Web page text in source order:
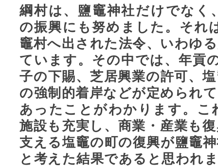
綱村は、鹽竈神社だけでなく
の振興にも努めました。それ
竈村へ出された法令、いわゆ
ています。その中では、年貢
子の下賜、芝居興業の許可、
の強制的着岸などが定められ
あったことがわかります。
施設も充実し、商業・産業も
支える塩竈の町の復興が鹽竈
と考えた結果であると思われ